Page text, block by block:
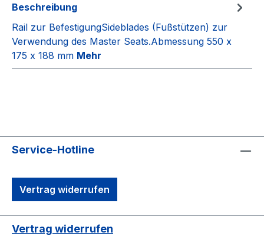
Beschreibung
Rail zur BefestigungSideblades (Fußstützen) zur
Verwendung des Master Seats.Abmessung 550 x
175 x 188 mm Mehr
Service-Hotline
Vertrag widerrufen
Vertrag widerrufen